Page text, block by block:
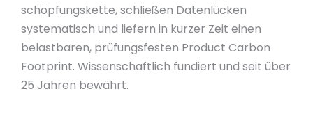
schöpfungskette, schließen Datenlücken
systematisch und liefern in kurzer Zeit einen
belastbaren, prüfungsfesten Product Carbon
Footprint. Wissenschaftlich fundiert und seit über
25 Jahren bewährt.